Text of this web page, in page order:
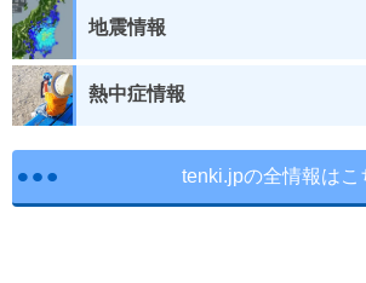
地震情報
熱中症情報
tenki.jpの全情報はこ